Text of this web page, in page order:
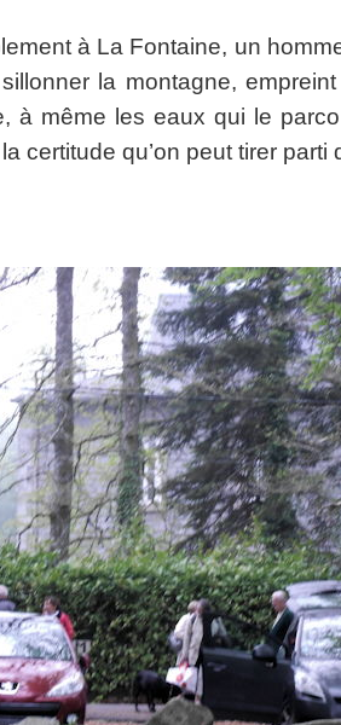
à La Fontaine, un
la montagne,
à même les eaux qui le
certitude qu’on peut tirer